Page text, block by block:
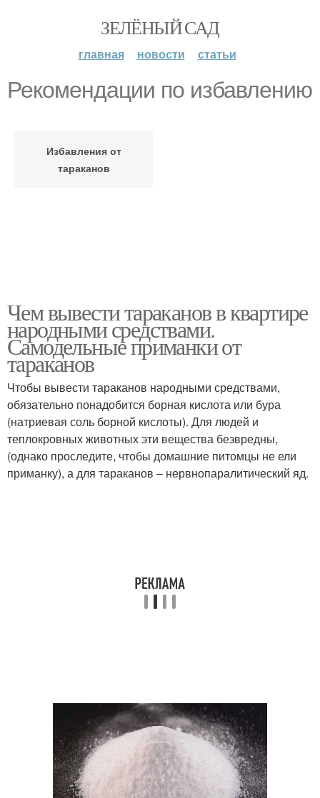
ЗЕЛЁНЫЙ САД
главная новости статьи
Рекомендации по избавлению
Избавления от
тараканов
Чем вывести тараканов в квартире
народными средствами.
Самодельные приманки от
тараканов
Чтобы вывести тараканов народными средствами,
обязательно понадобится борная кислота или бура
(натриевая соль борной кислоты). Для людей и
теплокровных животных эти вещества безвредны,
(однако проследите, чтобы домашние питомцы не ели
приманку), а для тараканов – нервнопаралитический яд.